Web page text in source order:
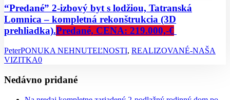
“Predané” 2-izbový byt s lodžiou, Tatranská
Lomnica – kompletná rekonštrukcia (3D
prehliadka).Predané, CENA: 219.000,-€
PeterPONUKA NEHNUTEĽNOSTI, REALIZOVANÉ-NAŠA
VIZITKA0
Nedávno pridané